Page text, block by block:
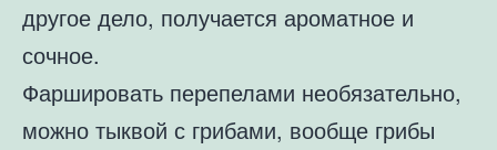
другое дело, получается ароматное и
сочное.
Фаршировать перепелами необязательно,
можно тыквой с грибами, вообще грибы